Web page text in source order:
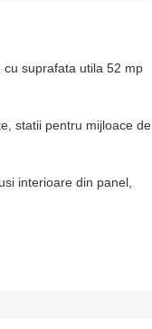
suprafata utila 52 mp
statii pentru mijloace de
interioare din panel,